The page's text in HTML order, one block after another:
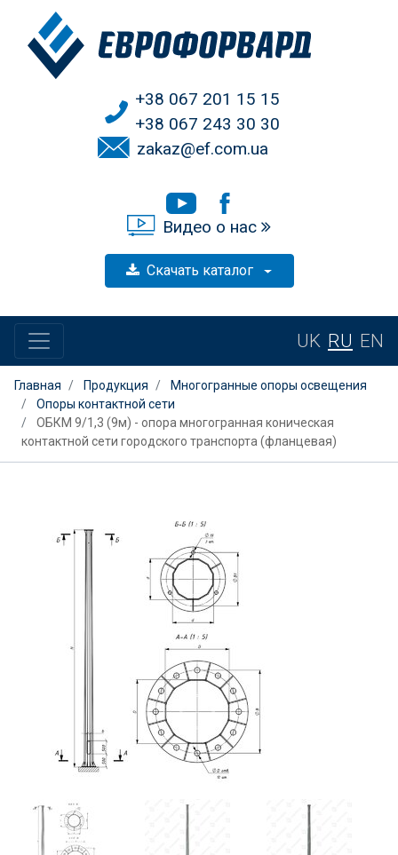
+38 067 201 15 15
+38 067 243 30 30
zakaz@ef.com.ua
Видео о нас
Скачать каталог
UK RU EN
Главная Продукция
Многогранные опоры освещения
Опоры контактной сети
ОБКМ 9/1,3 (9м) - опора многогранная коническая
контактной сети городского транспорта (фланцевая)